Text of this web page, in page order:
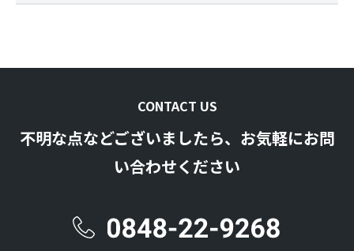
CONTACT US
不明な点などございましたら、お気軽にお問
い合わせください